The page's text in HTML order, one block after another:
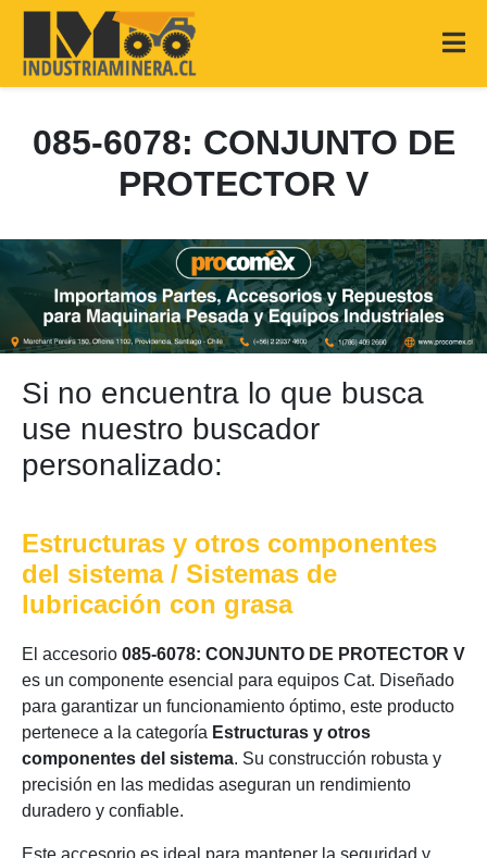
085-6078: CONJUNTO DE
PROTECTOR V
Si no encuentra lo que busca
use nuestro buscador
personalizado:
Estructuras y otros componentes
del sistema / Sistemas de
lubricación con grasa
El accesorio 085-6078: CONJUNTO DE PROTECTOR V
es un componente esencial para equipos Cat. Diseñado
para garantizar un funcionamiento óptimo, este producto
pertenece a la categoría Estructuras y otros
componentes del sistema. Su construcción robusta y
precisión en las medidas aseguran un rendimiento
duradero y confiable.
Este accesorio es ideal para mantener la seguridad y